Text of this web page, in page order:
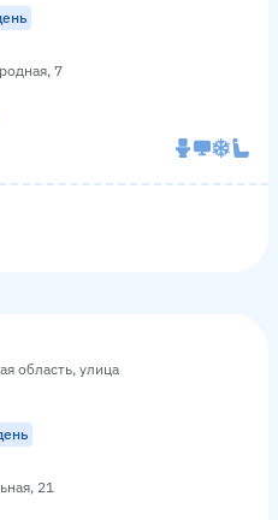
7
область, улица
21